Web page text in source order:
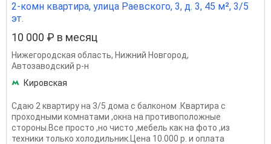
2-комн квартира, улица Раевского, 3, д. 3, 45 м², 3/5
эт.
10 000 ₽ в месяц
Нижегородская область, Нижний Новгород,
Автозаводский р-н
Кировская
Сдаю 2 квартиру на 3/5 дома с балконом .Квартира с
проходными комнатами ,окна на противоположные
стороны.Все просто ,но чисто ,мебель как на фото ,из
техники только холодильник.Цена 10.000 р. и оплата